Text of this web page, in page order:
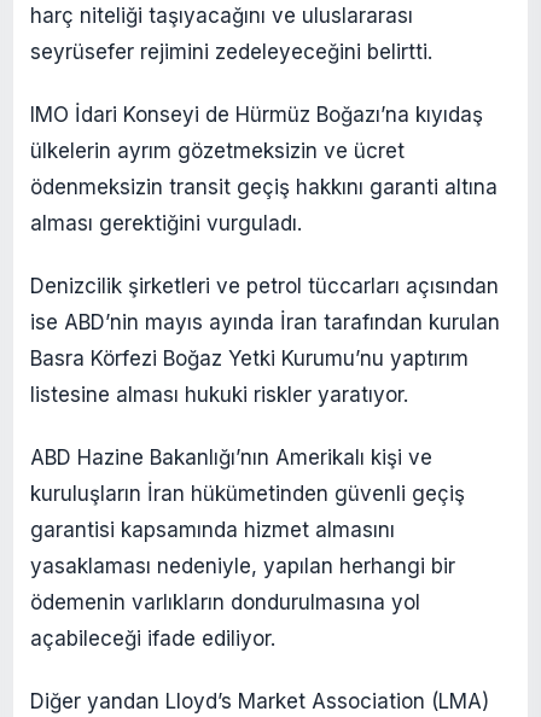
harç niteliği taşıyacağını ve uluslararası
seyrüsefer rejimini zedeleyeceğini belirtti.
IMO İdari Konseyi de Hürmüz Boğazı’na kıyıdaş
ülkelerin ayrım gözetmeksizin ve ücret
ödenmeksizin transit geçiş hakkını garanti altına
alması gerektiğini vurguladı.
Denizcilik şirketleri ve petrol tüccarları açısından
ise ABD’nin mayıs ayında İran tarafından kurulan
Basra Körfezi Boğaz Yetki Kurumu’nu yaptırım
listesine alması hukuki riskler yaratıyor.
ABD Hazine Bakanlığı’nın Amerikalı kişi ve
kuruluşların İran hükümetinden güvenli geçiş
garantisi kapsamında hizmet almasını
yasaklaması nedeniyle, yapılan herhangi bir
ödemenin varlıkların dondurulmasına yol
açabileceği ifade ediliyor.
Diğer yandan Lloyd’s Market Association (LMA)